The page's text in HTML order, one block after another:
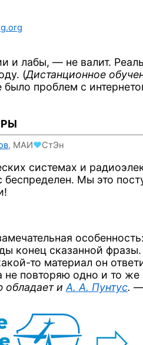
и лабы, — не валит.
(Дистанционное
было проблем с
, МАИ♥СтЭн
системах и
беспределен. Мы это
конец сказанной
то материал он
не повторяю одно и то же
обладает и А. А. Пунтус.